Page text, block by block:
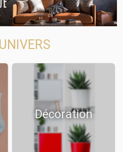
Décoration